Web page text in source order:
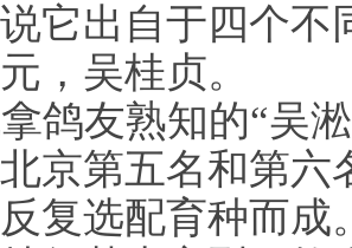
它出自于四个不
，吴桂贞。
鸽友熟知的“吴
京第五名和第六
复选配育种而成